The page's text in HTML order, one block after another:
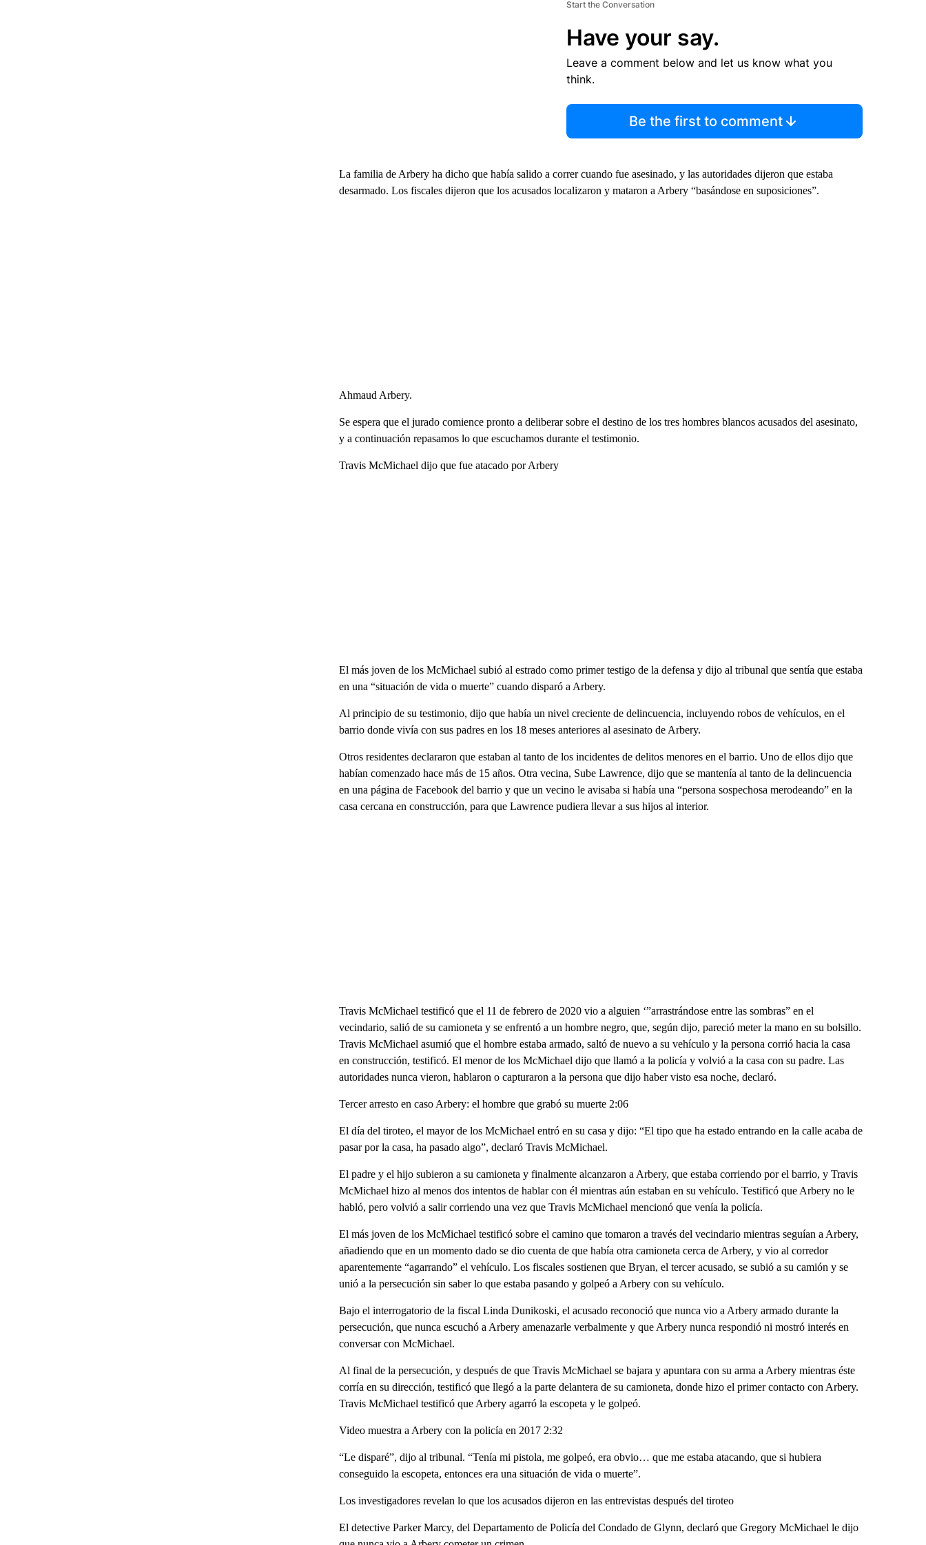
Start the Conversation
Have your say.
Leave a comment below and let us know what you
think.
Be the first to comment
La familia de Arbery ha dicho que había salido a correr cuando fue asesinado, y las autoridades dijeron que estaba
desarmado. Los fiscales dijeron que los acusados localizaron y mataron a Arbery “basándose en suposiciones”.
Ahmaud Arbery.
Se espera que el jurado comience pronto a deliberar sobre el destino de los tres hombres blancos acusados del asesinato,
y a continuación repasamos lo que escuchamos durante el testimonio.
Travis McMichael dijo que fue atacado por Arbery
El más joven de los McMichael subió al estrado como primer testigo de la defensa y dijo al tribunal que sentía que estaba
en una “situación de vida o muerte” cuando disparó a Arbery.
Al principio de su testimonio, dijo que había un nivel creciente de delincuencia, incluyendo robos de vehículos, en el
barrio donde vivía con sus padres en los 18 meses anteriores al asesinato de Arbery.
Otros residentes declararon que estaban al tanto de los incidentes de delitos menores en el barrio. Uno de ellos dijo que
habían comenzado hace más de 15 años. Otra vecina, Sube Lawrence, dijo que se mantenía al tanto de la delincuencia
en una página de Facebook del barrio y que un vecino le avisaba si había una “persona sospechosa merodeando” en la
casa cercana en construcción, para que Lawrence pudiera llevar a sus hijos al interior.
Travis McMichael testificó que el 11 de febrero de 2020 vio a alguien ‘”arrastrándose entre las sombras” en el
vecindario, salió de su camioneta y se enfrentó a un hombre negro, que, según dijo, pareció meter la mano en su bolsillo.
Travis McMichael asumió que el hombre estaba armado, saltó de nuevo a su vehículo y la persona corrió hacia la casa
en construcción, testificó. El menor de los McMichael dijo que llamó a la policía y volvió a la casa con su padre. Las
autoridades nunca vieron, hablaron o capturaron a la persona que dijo haber visto esa noche, declaró.
Tercer arresto en caso Arbery: el hombre que grabó su muerte 2:06
El día del tiroteo, el mayor de los McMichael entró en su casa y dijo: “El tipo que ha estado entrando en la calle acaba de
pasar por la casa, ha pasado algo”, declaró Travis McMichael.
El padre y el hijo subieron a su camioneta y finalmente alcanzaron a Arbery, que estaba corriendo por el barrio, y Travis
McMichael hizo al menos dos intentos de hablar con él mientras aún estaban en su vehículo. Testificó que Arbery no le
habló, pero volvió a salir corriendo una vez que Travis McMichael mencionó que venía la policía.
El más joven de los McMichael testificó sobre el camino que tomaron a través del vecindario mientras seguían a Arbery,
añadiendo que en un momento dado se dio cuenta de que había otra camioneta cerca de Arbery, y vio al corredor
aparentemente “agarrando” el vehículo. Los fiscales sostienen que Bryan, el tercer acusado, se subió a su camión y se
unió a la persecución sin saber lo que estaba pasando y golpeó a Arbery con su vehículo.
Bajo el interrogatorio de la fiscal Linda Dunikoski, el acusado reconoció que nunca vio a Arbery armado durante la
persecución, que nunca escuchó a Arbery amenazarle verbalmente y que Arbery nunca respondió ni mostró interés en
conversar con McMichael.
Al final de la persecución, y después de que Travis McMichael se bajara y apuntara con su arma a Arbery mientras éste
corría en su dirección, testificó que llegó a la parte delantera de su camioneta, donde hizo el primer contacto con Arbery.
Travis McMichael testificó que Arbery agarró la escopeta y le golpeó.
Video muestra a Arbery con la policía en 2017 2:32
“Le disparé”, dijo al tribunal. “Tenía mi pistola, me golpeó, era obvio… que me estaba atacando, que si hubiera
conseguido la escopeta, entonces era una situación de vida o muerte”.
Los investigadores revelan lo que los acusados dijeron en las entrevistas después del tiroteo
El detective Parker Marcy, del Departamento de Policía del Condado de Glynn, declaró que Gregory McMichael le dijo